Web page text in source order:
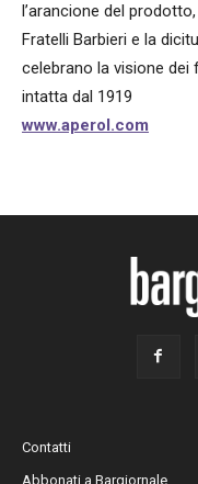
l’arancione del
Fratelli Barbieri e la
celebrano la visione
intatta dal 1919
www.aperol.com
Contatti
Abbonati a Bargiornale